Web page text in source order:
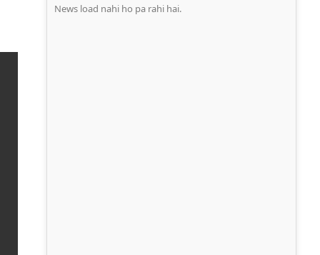
News load nahi ho pa rahi hai.